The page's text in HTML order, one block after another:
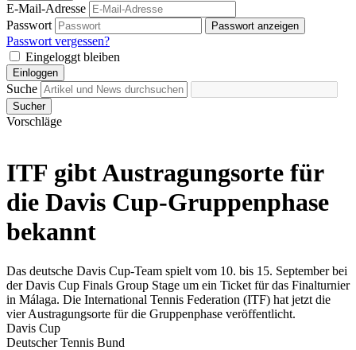
E-Mail-Adresse
Passwort
Passwort anzeigen
Passwort vergessen?
Eingeloggt bleiben
Einloggen
Suche
Sucher
Vorschläge
ITF gibt Austragungsorte für
die Davis Cup-Gruppenphase
bekannt
Das deutsche Davis Cup-Team spielt vom 10. bis 15. September bei
der Davis Cup Finals Group Stage um ein Ticket für das Finalturnier
in Málaga. Die International Tennis Federation (ITF) hat jetzt die
vier Austragungsorte für die Gruppenphase veröffentlicht.
Davis Cup
Deutscher Tennis Bund